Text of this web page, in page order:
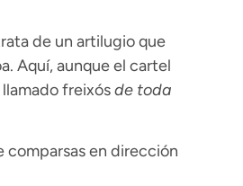
de un artilugio que
Aquí, aunque el cartel
freixósde toda
comparsas en dirección